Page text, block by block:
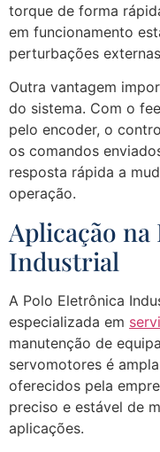
torque de forma
em funcionamento
perturbações
Outra vantagem
do sistema. Com o
pelo encoder, o
os comandos
resposta rápida a
operação.
Aplicação
Industrial
A Polo Eletrônica
especializada em
manutenção de
servomotores é
oferecidos pela
preciso e estável de
aplicações.